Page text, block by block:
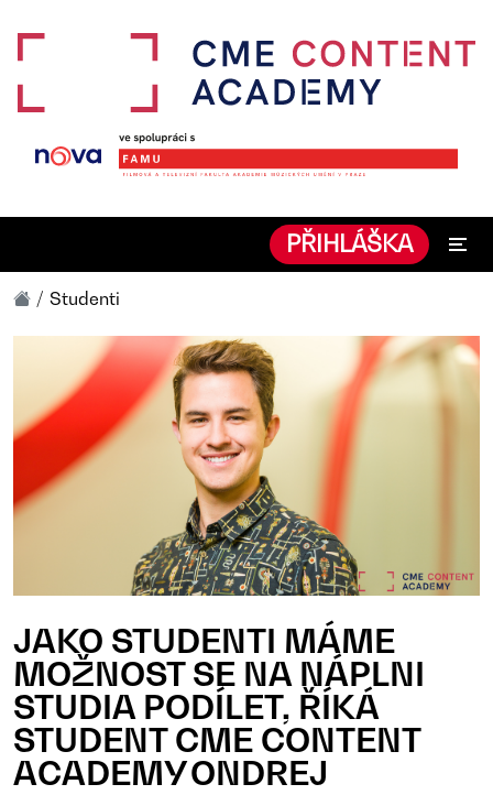
PŘIHLÁŠKA
Studenti
JAKO STUDENTI MÁME
MOŽNOST SE NA NÁPLNI
STUDIA PODÍLET, ŘÍKÁ
STUDENT CME CONTENT
ACADEMY ONDREJ